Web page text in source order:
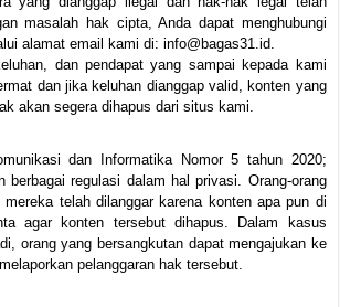
masalah hak cipta, Anda dapat menghubungi
alamat email kami di: info@bagas31.id.
dan pendapat yang sampai kepada kami
dan jika keluhan dianggap valid, konten yang
akan segera dihapus dari situs kami.
dan Informatika Nomor 5 tahun 2020;
berbagai regulasi dalam hal privasi. Orang-orang
telah dilanggar karena konten apa pun di
agar konten tersebut dihapus. Dalam kasus
orang yang bersangkutan dapat mengajukan ke
pelanggaran hak tersebut.